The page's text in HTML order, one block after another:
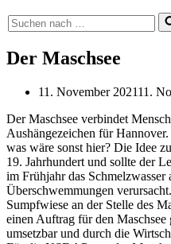
Suchen
nach …
Der Maschsee
11. November 202111.
Der Maschsee verbindet
Aushängezeichen für
was wäre sonst hier? Die Idee
19. Jahrhundert und sollte der
im Frühjahr das
Überschwemmungen
Sumpfwiese an der Stelle des
einen Auftrag für den
umsetzbar und durch die